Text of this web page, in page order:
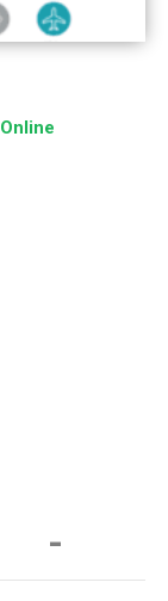
Online
-